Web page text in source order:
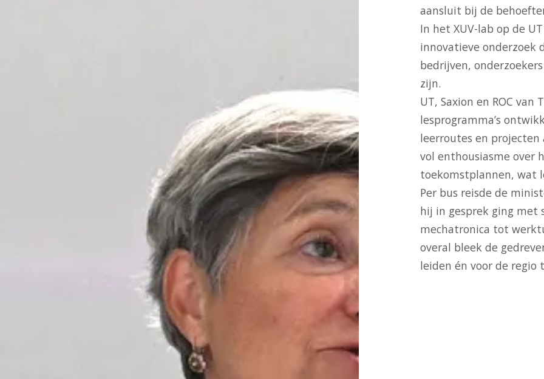
aansluit bij de
In het XUV-lab op de
innovatieve onderzoek
bedrijven,
zijn.
UT, Saxion en ROC
lesprogramma’s
leerroutes en projecten
vol enthousiasme over
toekomstplannen, wat
Per bus reisde de
hij in gesprek ging met
mechatronica tot
overal bleek de
leiden én voor de regio